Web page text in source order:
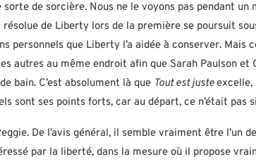
de sorcière. Nous ne le voyons pas pendant un
résolue de Liberty lors de la première se poursuit
personnels que Liberty l’a aidée à conserver.
autres au même endroit afin que Sarah Paulson et
bain. C’est absolument là que Tout est justeexcelle,
sont ses points forts, car au départ, ce n’était pas
De l’avis général, il semble vraiment être l’un
par la liberté, dans la mesure où il propose